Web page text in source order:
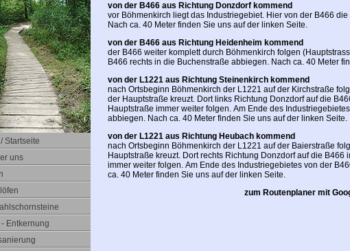
Startseite
uns
Entkernung
von der B466 aus Richtung Donzdorf kommend
vor Böhmenkirch liegt das Industriegebiet. Hier von der B466
Nach ca. 40 Meter finden Sie uns auf der linken Seite.
von der B466 aus Richtung Heidenheim kommend
der B466 weiter komplett durch Böhmenkirch folgen
B466 rechts in die Buchenstraße abbiegen. Nach ca. 40 Meter
von der L1221 aus Richtung Steinenkirch kommend
nach Ortsbeginn Böhmenkirch der L1221 auf der Kirchstraße
der Hauptstraße kreuzt. Dort links Richtung Donzdorf auf die
Hauptstraße immer weiter folgen. Am Ende des
abbiegen. Nach ca. 40 Meter finden Sie uns auf der linken Seite.
von der L1221 aus Richtung Heubach kommend
nach Ortsbeginn Böhmenkirch der L1221 auf der Baierstraße
Hauptstraße kreuzt. Dort rechts Richtung Donzdorf auf die
immer weiter folgen. Am Ende des Industriegebietes von der
ca. 40 Meter finden Sie uns auf der linken Seite.
zum Routenplaner mit